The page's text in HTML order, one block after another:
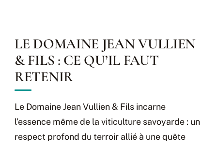
LE DOMAINE JEAN VULLIEN
& FILS : CE QU’IL FAUT
RETENIR
Le Domaine Jean Vullien & Fils incarne
l’essence même de la viticulture savoyarde : un
respect profond du terroir allié à une quête